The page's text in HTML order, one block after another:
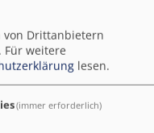
das notwendige
und
der
von Drittanbietern
Für weitere
lesen.
(immer erforderlich)